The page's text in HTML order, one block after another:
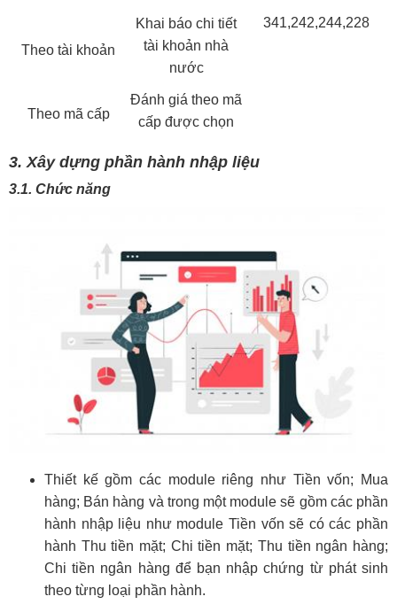
Theo tài khoản
Theo mã cấp
Khai báo chi tiết
tài khoản nhà
nước
Đánh giá theo mã
cấp được chọn
341,242,244,228
3. Xây dựng phần hành nhập liệu
3.1. Chức năng
Thiết kế gồm các module riêng như Tiền vốn; Mua
hàng; Bán hàng và trong một module sẽ gồm các phần
hành nhập liệu như module Tiền vốn sẽ có các phần
hành Thu tiền mặt; Chi tiền mặt; Thu tiền ngân hàng;
Chi tiền ngân hàng để bạn nhập chứng từ phát sinh
theo từng loại phần hành.